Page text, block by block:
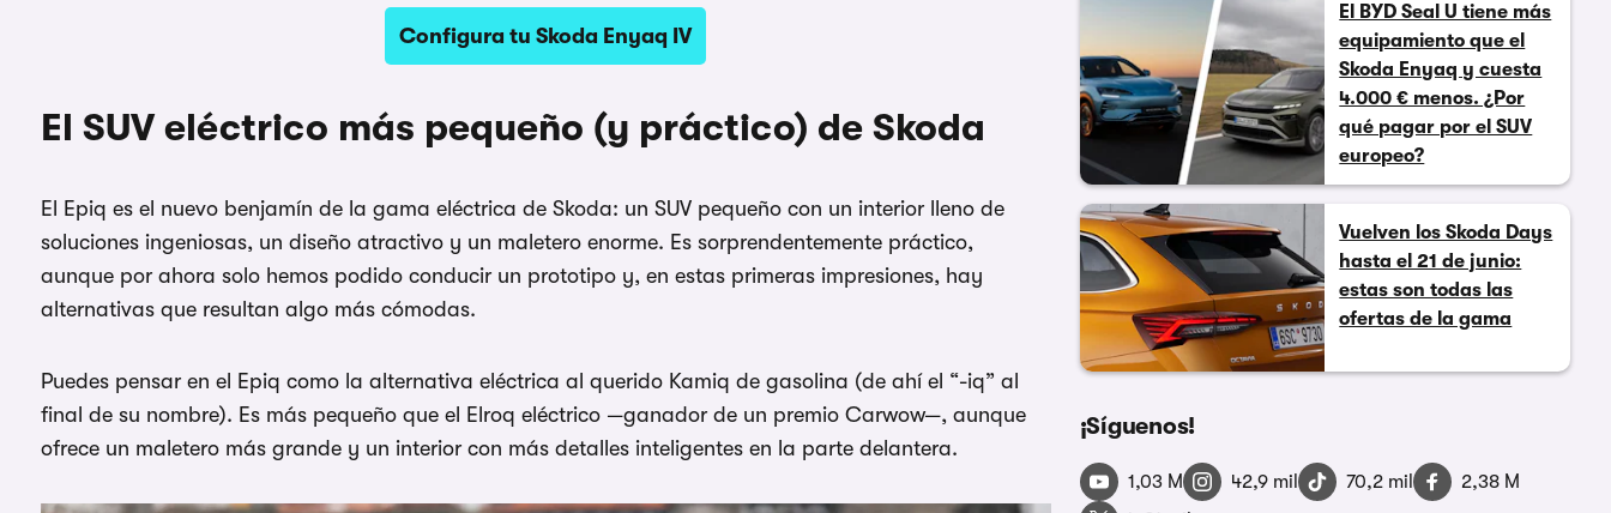
Configura tu Skoda Enyaq IV
El SUV eléctrico más pequeño (y práctico) de Skoda
El Epiq es el nuevo benjamín de la gama eléctrica de Skoda: un SUV pequeño con un interior lleno de
soluciones ingeniosas, un diseño atractivo y un maletero enorme. Es sorprendentemente práctico,
aunque por ahora solo hemos podido conducir un prototipo y, en estas primeras impresiones, hay
alternativas que resultan algo más cómodas.
Puedes pensar en el Epiq como la alternativa eléctrica al querido Kamiq de gasolina (de ahí el “-iq” al
final de su nombre). Es más pequeño que el Elroq eléctrico —ganador de un premio Carwow—, aunque
ofrece un maletero más grande y un interior con más detalles inteligentes en la parte delantera.
El BYD Seal U tiene más
equipamiento que el
Skoda Enyaq y cuesta
4.000 € menos. ¿Por
qué pagar por el SUV
europeo?
Vuelven los Skoda Days
hasta el 21 de junio:
estas son todas las
ofertas de la gama
¡Síguenos!
1,03 M 42,9 mil 70,2 mil
2,38 M